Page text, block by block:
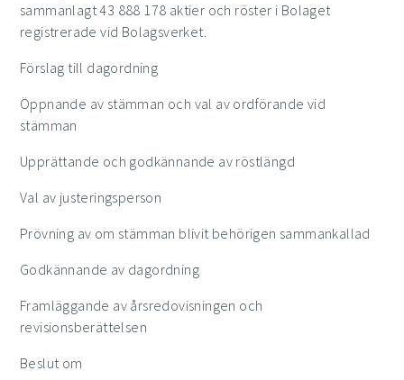
sammanlagt43 888 178 aktier och röster i Bolaget
registrerade vid Bolagsverket.
Förslag till dagordning
Öppnande av stämman och val av ordförande vid
stämman
Upprättande och godkännande av röstlängd
Val av justeringsperson
Prövning av om stämman blivit behörigen sammankallad
Godkännande av dagordning
Framläggande av årsredovisningen och
revisionsberättelsen
Beslut om